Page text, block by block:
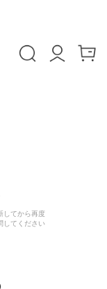
してから再度
してください